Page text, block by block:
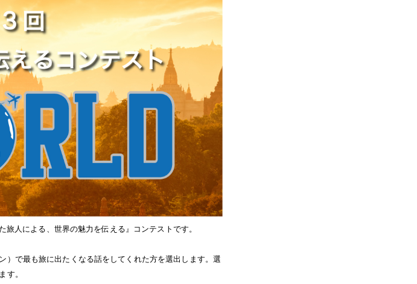
人による、世界の魅力を伝える』コンテストです。
）で最も旅に出たくなる話をしてくれた方を選出します。選
す。